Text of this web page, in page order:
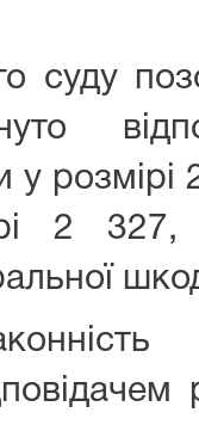
суду
у розмірі
2